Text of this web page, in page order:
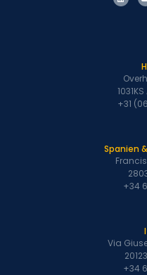
+31
Spanien
+34
Via
+34